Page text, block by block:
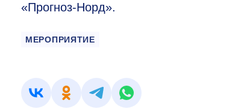
«Прогноз-Норд».
МЕРОПРИЯТИЕ